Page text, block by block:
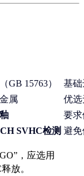
GB 15763）
基
属
优
要求
SVHC检测 避
，应选用
放。